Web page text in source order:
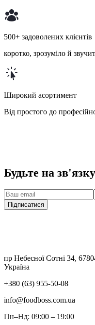
500+ задоволених клієнтів
коротко, зрозуміло й
Широкий асортимент
Від простого до
Будьте на
Підписатися
пр Небесної Сотні 34,
Україна
+380 (63) 955-50-08
info@foodboss.com.ua
Пн–Нд: 09:00 – 19:00